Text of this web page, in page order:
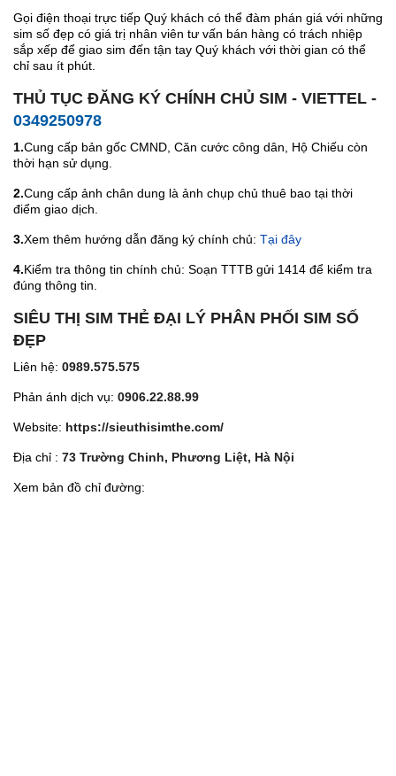
Gọi điện thoại trực tiếp Quý khách có thể đàm phán giá với những
sim số đẹp có giá trị nhân viên tư vấn bán hàng có trách nhiệp
sắp xếp để giao sim đến tận tay Quý khách với thời gian có thể
chỉ sau ít phút.
THỦ TỤC ĐĂNG KÝ CHÍNH CHỦ SIM - VIETTEL -
0349250978
1.Cung cấp bản gốc CMND, Căn cước công dân, Hộ Chiếu còn
thời hạn sử dụng.
2.Cung cấp ảnh chân dung là ảnh chụp chủ thuê bao tại thời
điểm giao dịch.
3.Xem thêm hướng dẫn đăng ký chính chủ: Tại đây
4.Kiểm tra thông tin chính chủ: Soạn TTTB gửi 1414 để kiểm tra
đúng thông tin.
SIÊU THỊ SIM THẺ ĐẠI LÝ PHÂN PHỐI SIM SỐ
ĐẸP
Liên hệ: 0989.575.575
Phản ánh dịch vụ: 0906.22.88.99
Website: https://sieuthisimthe.com/
Địa chỉ : 73 Trường Chinh, Phương Liệt, Hà Nội
Xem bản đồ chỉ đường: